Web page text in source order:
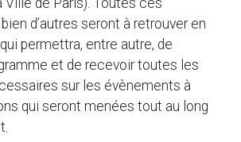
d’autres seront à retrouver en
permettra, entre autre, de
et de recevoir toutes les
sur les évènements à
qui seront menées tout au long